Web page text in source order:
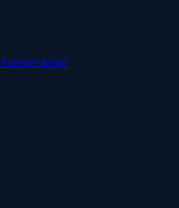
Anbieter finden